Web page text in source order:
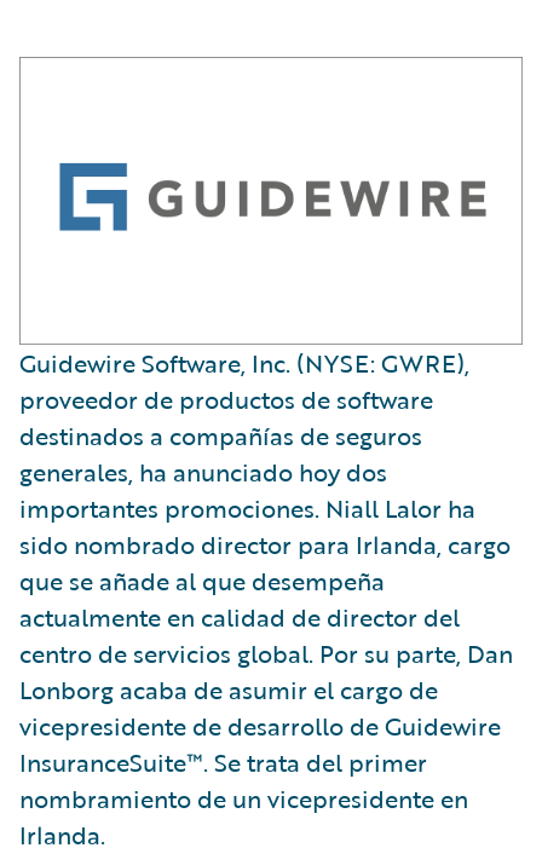
​Guidewire Software, Inc. (NYSE: GWRE),
proveedor de productos de software
destinados a compañías de seguros
generales, ha anunciado hoy dos
importantes promociones. Niall Lalor ha
sido nombrado director para Irlanda, cargo
que se añade al que desempeña
actualmente en calidad de director del
centro de servicios global. Por su parte, Dan
Lonborg acaba de asumir el cargo de
vicepresidente de desarrollo de Guidewire
InsuranceSuite™. Se trata del primer
nombramiento de un vicepresidente en
Irlanda.